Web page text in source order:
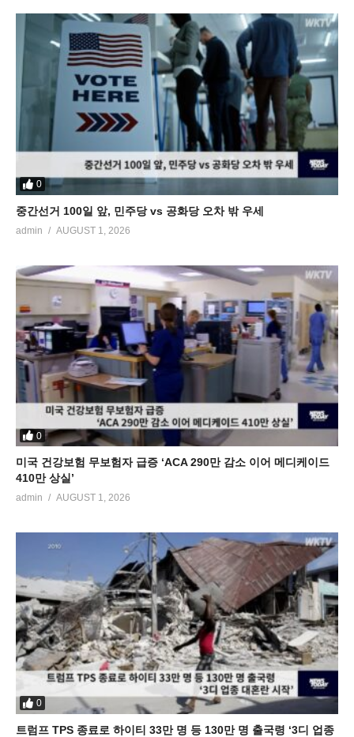
0
중간선거 100일 앞, 민주당 vs 공화당 오차 밖 우세
admin AUGUST 1, 2026
0
미국 건강보험 무보험자 급증 ‘ACA 290만 감소 이어 메디케이드
410만 상실’
admin AUGUST 1, 2026
0
트럼프 TPS 종료로 하이티 33만 명 등 130만 명 출국령 ‘3디 업종